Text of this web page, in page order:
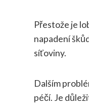
Přestože je
napadení
síťoviny.
Dalším
péčí. Je